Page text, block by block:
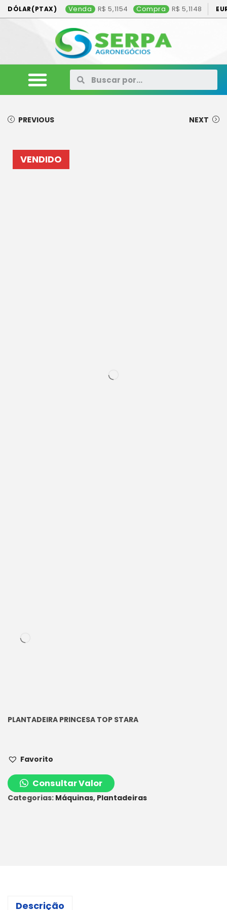
DÓLAR(PTAX) Venda 5,1154 Compra 5,1148
PREVIOUS NEXT
VENDIDO
PLANTADEIRA PRINCESA TOP STARA
Favorito
Consultar Valor
Categorias: Máquinas, Plantadeiras
Descrição